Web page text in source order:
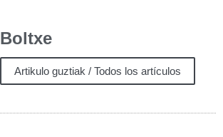
Boltxe
Artikulo guztiak / Todos los artículos